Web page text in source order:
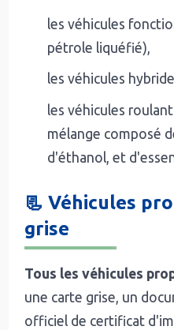
les véhicules
pétrole liquéfié),
les véhicules
les véhicules
mélange composé
d'éthanol, et
📃 Véhicules
grise
Tous les véhicules
une carte grise, un
officiel de certificat